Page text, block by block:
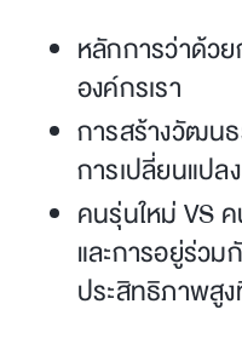
หลักการว่าด้ว
องค์กรเรา
การสร้างวัฒน
การเปลี่ยนแปลง
คนรุ่นใหม่ VS
และการอยู่ร่วม
ประสิทธิภาพสู